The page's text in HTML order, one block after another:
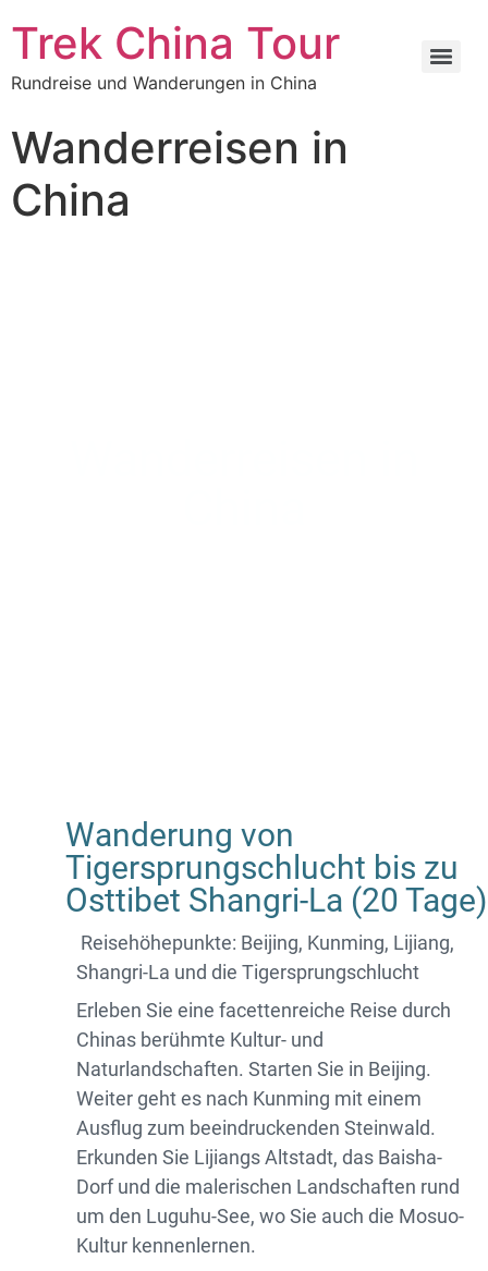
Trek China Tour
Rundreise und Wanderungen in China
Wanderreisen in
China
Wanderung von
Tigersprungschlucht bis zu
Osttibet Shangri-La (20 Tage)
Reisehöhepunkte: Beijing, Kunming, Lijiang,
Shangri-La und die Tigersprungschlucht
Erleben Sie eine facettenreiche Reise durch
Chinas berühmte Kultur- und
Naturlandschaften. Starten Sie in Beijing.
Weiter geht es nach Kunming mit einem
Ausflug zum beeindruckenden Steinwald.
Erkunden Sie Lijiangs Altstadt, das Baisha-
Dorf und die malerischen Landschaften rund
um den Luguhu-See, wo Sie auch die Mosuo-
Kultur kennenlernen.